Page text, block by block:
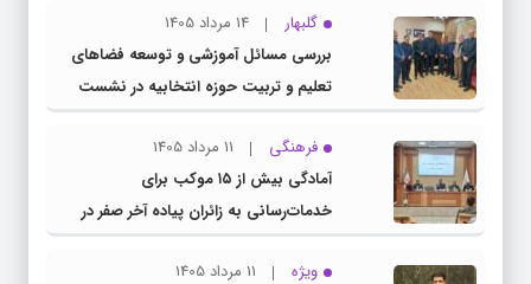
گلبهار
14 مرداد 1405
بررسی مسائل آموزشی و توسعه فضاهای
تعلیم و تربیت حوزه انتخابیه در نشست
مشترک عضو کمیسیون آموزش مجلس با
مدیرکل آموزش و پرورش خراسان رضوی
فرهنگی
11 مرداد 1405
آمادگی بیش از ۱۵ موکب برای
خدمات‌رسانی به زائران پیاده آخر صفر در
شهرستان چناران
ویژه
11 مرداد 1405